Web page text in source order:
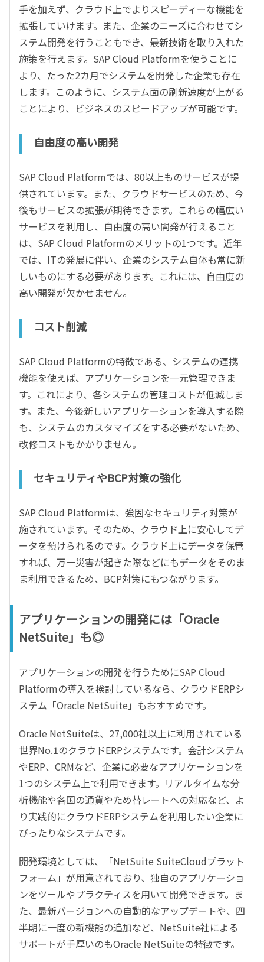
手を加えず、クラウド上でよりスピーディーな機能を
拡張していけます。また、企業のニーズに合わせてシ
ステム開発を行うこともでき、最新技術を取り入れた
施策を行えます。SAP Cloud Platformを使うことに
より、たった2カ月でシステムを開発した企業も存在
します。このように、システム面の刷新速度が上がる
ことにより、ビジネスのスピードアップが可能です。
自由度の高い開発
SAP Cloud Platformでは、80以上ものサービスが提
供されています。また、クラウドサービスのため、今
後もサービスの拡張が期待できます。これらの幅広い
サービスを利用し、自由度の高い開発が行えること
は、SAP Cloud Platformのメリットの1つです。近年
では、ITの発展に伴い、企業のシステム自体も常に新
しいものにする必要があります。これには、自由度の
高い開発が欠かせません。
コスト削減
SAP Cloud Platformの特徴である、システムの連携
機能を使えば、アプリケーションを一元管理できま
す。これにより、各システムの管理コストが低減しま
す。また、今後新しいアプリケーションを導入する際
も、システムのカスタマイズをする必要がないため、
改修コストもかかりません。
セキュリティやBCP対策の強化
SAP Cloud Platformは、強固なセキュリティ対策が
施されています。そのため、クラウド上に安心してデ
ータを預けられるのです。クラウド上にデータを保管
すれば、万一災害が起きた際などにもデータをそのま
ま利用できるため、BCP対策にもつながります。
アプリケーションの開発には「Oracle
NetSuite」も◎
アプリケーションの開発を行うためにSAP Cloud
Platformの導入を検討しているなら、クラウドERPシ
ステム「Oracle NetSuite」もおすすめです。
Oracle NetSuiteは、27,000社以上に利用されている
世界No.1のクラウドERPシステムです。会計システム
やERP、CRMなど、企業に必要なアプリケーションを
1つのシステム上で利用できます。リアルタイムな分
析機能や各国の通貨やため替レートへの対応など、よ
り実践的にクラウドERPシステムを利用したい企業に
ぴったりなシステムです。
開発環境としては、「NetSuite SuiteCloudプラット
フォーム」が用意されており、独自のアプリケーショ
ンをツールやプラクティスを用いて開発できます。ま
た、最新バージョンへの自動的なアップデートや、四
半期に一度の新機能の追加など、NetSuite社による
サポートが手厚いのもOracle NetSuiteの特徴です。